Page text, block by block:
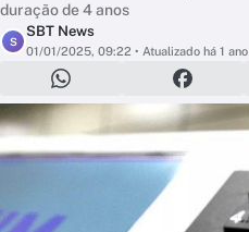
duração de 4 anos
S
SBT News
01/01/2025, 09:22 • Atualizado há 1 ano